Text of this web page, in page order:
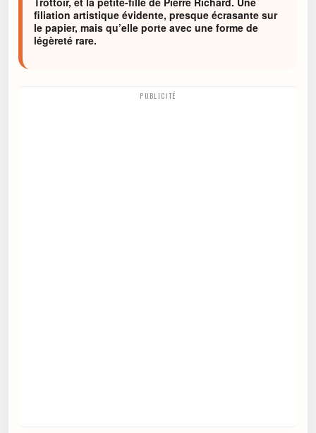
filiation artistique évidente, presque écrasante sur
le papier, mais qu’elle porte avec une forme de
légèreté rare.
PUBLICITÉ